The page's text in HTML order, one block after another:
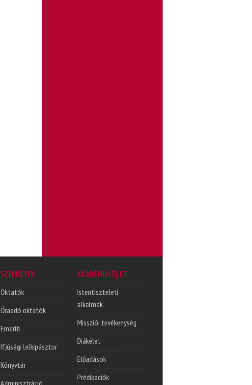
SZEMÉLYEK
Oktatók
Óraadó oktatók
Emeriti
Ifjúsági lelkipásztor
Könyvtár
AKADÉMIAI ÉLET
Istentiszteleti
alkalmak
Missziói tevékenység
Diákélet
Előadások
Prédikációk